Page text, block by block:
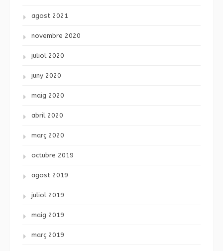
agost 2021
novembre 2020
juliol 2020
juny 2020
maig 2020
abril 2020
març 2020
octubre 2019
agost 2019
juliol 2019
maig 2019
març 2019